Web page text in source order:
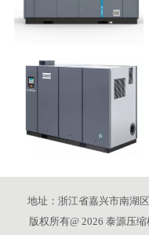
地址：浙江省嘉兴市南湖
版权所有@ 2026 泰源压